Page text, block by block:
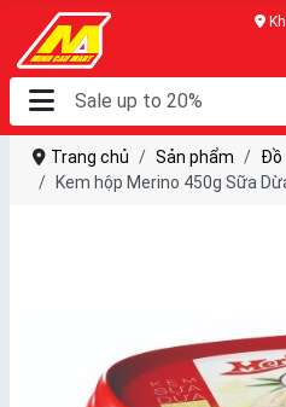
Trang chủ Sản phẩm Đồ
Kem hộp Merino 450g Sữa